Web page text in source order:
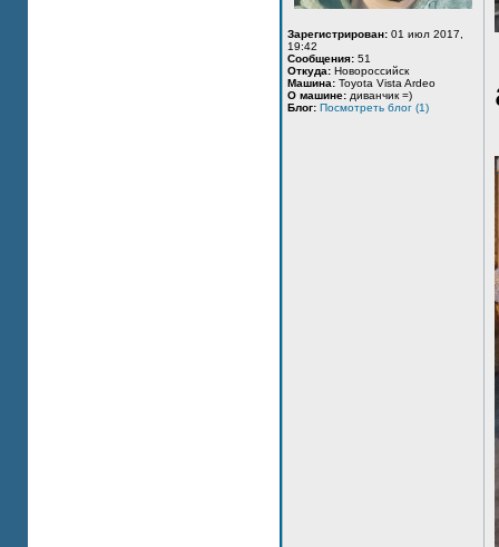
Зарегистрирован: 01 июл 2017,
19:42
Сообщения: 51
Откуда: Новороссийск
Машина: Toyota Vista Ardeo
О машине: диванчик =)
Блог: Посмотреть блог (1)